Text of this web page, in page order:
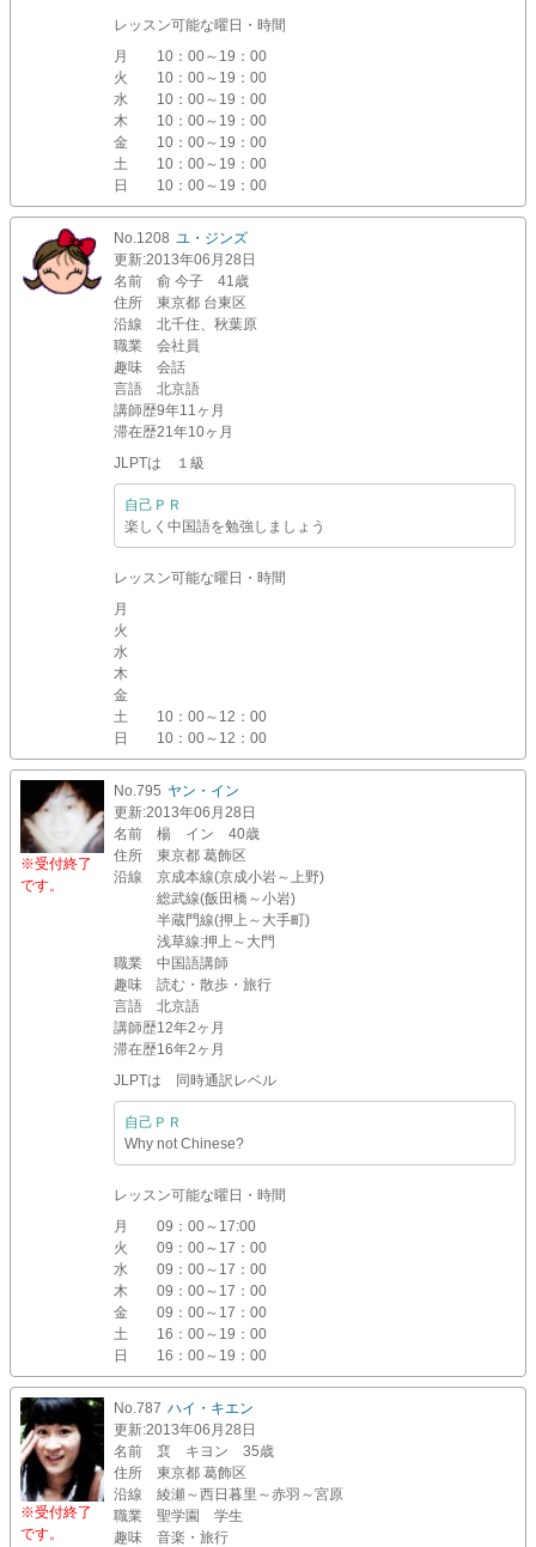
レッスン可能な曜日・時間
月
10：00～19：00
火
10：00～19：00
水
10：00～19：00
木
10：00～19：00
金
10：00～19：00
土
10：00～19：00
日
10：00～19：00
No.1208 ユ・ジンズ
更新:2013年06月28日
名前
俞 今子 41歳
住所
東京都 台東区
沿線
北千住、秋葉原
職業
会社員
趣味
会話
言語
北京語
講師歴9年11ヶ月
滞在歴21年10ヶ月
JLPTは １級
自己ＰＲ
楽しく中国語を勉強しましょう
レッスン可能な曜日・時間
月
火
水
木
金
土
10：00～12：00
日
10：00～12：00
※受付終了
です。
No.795 ヤン・イン
更新:2013年06月28日
名前
楊 イン 40歳
住所
東京都 葛飾区
沿線
京成本線(京成小岩～上野)
総武線(飯田橋～小岩)
半蔵門線(押上～大手町)
浅草線:押上～大門
職業
中国語講師
趣味
読む・散歩・旅行
言語
北京語
講師歴12年2ヶ月
滞在歴16年2ヶ月
JLPTは 同時通訳レベル
自己ＰＲ
Why not Chinese?
レッスン可能な曜日・時間
月
09：00～17:00
火
09：00～17：00
水
09：00～17：00
木
09：00～17：00
金
09：00～17：00
土
16：00～19：00
日
16：00～19：00
※受付終了
です。
No.787 ハイ・キエン
更新:2013年06月28日
名前
裵 キヨン 35歳
住所
東京都 葛飾区
沿線
綾瀬～西日暮里～赤羽～宮原
職業
聖学園 学生
趣味
音楽・旅行